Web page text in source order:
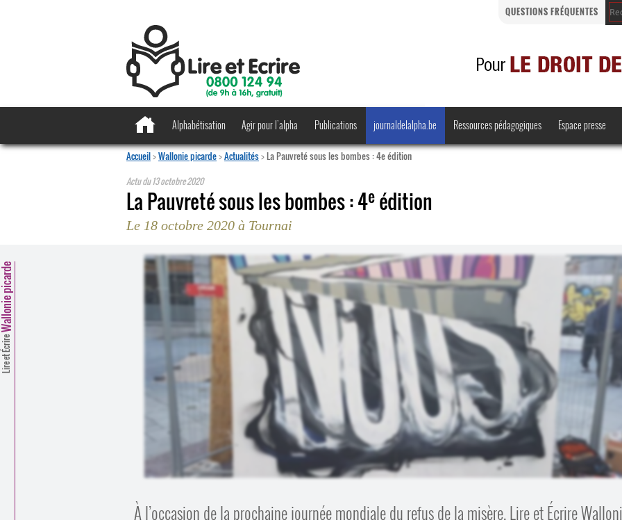
QUESTIONS FRÉQUENTES
Alphabétisation Agir pour l’alpha Publications
·
journaldelalpha.be Ressources pédagogiques
Bienvenue en Belgique
Espace presse
Accueil>Wallonie picarde>Actualités>La Pauvreté sous les bombes : 4e édition
Actu du13 octobre 2020
La Pauvreté sous les bombes : 4e édition
Le 18 octobre 2020 à Tournai
Lire et Écrire
picarde
À l’occasion de la prochaine journée mondiale du refus de la misère, Lire et Écrire